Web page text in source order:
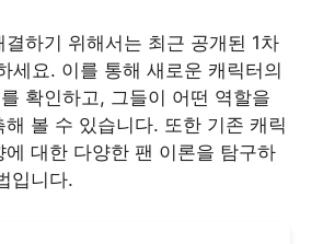
하기 위해서는 최근 공개된 1차
세요. 이를 통해 새로운 캐릭터의
확인하고, 그들이 어떤 역할을
해 볼 수 있습니다. 또한 기존 캐릭
에 대한 다양한 팬 이론을 탐구하
입니다.